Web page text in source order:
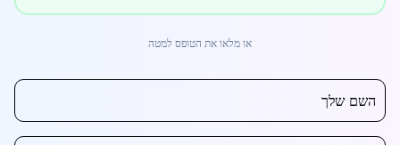
או מלאו את הטופס למטה